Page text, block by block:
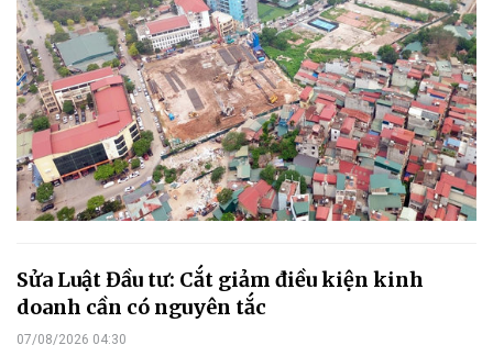
Sửa Luật Đầu tư: Cắt giảm điều kiện kinh
doanh cần có nguyên tắc
07/08/2026 04:30